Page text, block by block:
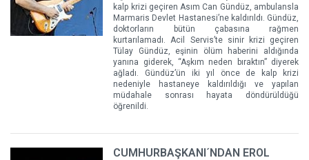
kalp krizi geçiren Asım Can Gündüz, ambulansla
Marmaris Devlet Hastanesi’ne kaldırıldı. Gündüz,
doktorların bütün çabasına rağmen
kurtarılamadı. Acil Servis’te sinir krizi geçiren
Tülay Gündüz, eşinin ölüm haberini aldığında
yanına giderek, “Aşkım neden bıraktın” diyerek
ağladı. Gündüz’ün iki yıl önce de kalp krizi
nedeniyle hastaneye kaldırıldığı ve yapılan
müdahale sonrası hayata döndürüldüğü
öğrenildi.
CUMHURBAŞKANI´NDAN EROL